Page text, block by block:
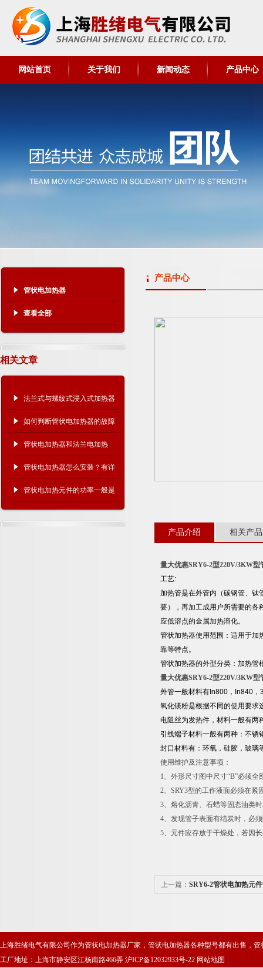
网站首页 关于我们 新闻动态 产品中心
管状电加热器
查看全部
相关文章
法兰式与螺纹式浸入式加热器
哪种更耐用、更好维护？
如何判断管状电加热器的故障
原因？
管状电加热器和法兰电加热
器、翅片电加热器有什么区
别？
管状电加热器怎么安装？有详
细的操作步骤吗？
管状电加热元件的功率一般是
多少？
产品中心
产品介绍 相关产品
量大优惠SRY6-2型220V/3KW型
工艺:
加热管是在外管内（碳钢管、钛
要），再加工成用户所需要的各
应低溶点的金属加热溶化。
管状加热器使用范围：适用于加
靠等特点。
管状加热器的外型分类：加热管
量大优惠SRY6-2型220V/3KW型
外管一般材料有In800，In840
氧化镁粉是根据不同的使用要求
电阻丝为发热件，材料一般有两
引线端子材料一般有两种：不锈
封口材料有：环氧，硅胶，玻璃
使用维护及注意事项：
1、外形尺寸图中尺寸“B”必须
2、SRY3型的工作液面必须在紧
3、熔化沥青、石蜡等固态油类
4、发现管子表面有结炭时，必
5、元件应存放于干燥处，若因
上一篇： SRY6-2管状电加热元
上海胜绪电气有限公司作为管状电加热器厂家，管状电加热器各种型号都有出售，
工厂地址：上海市静安区江杨南路466弄 沪ICP备12032933号-22 网站地图